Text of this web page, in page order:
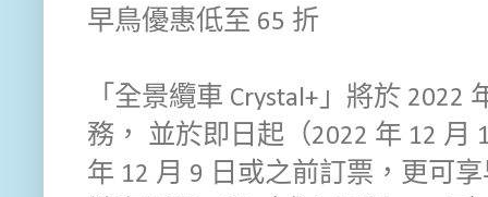
早鳥優惠低至 65 折
「全景纜車 Crystal+」將於 2022
務， 並於即日起（2022 年 12 月
年 12 月 9 日或之前訂票，更可